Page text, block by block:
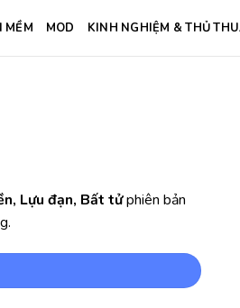
MỀM MOD KINH NGHIỆM & THỦ
Lựu đạn, Bất tửphiên bản